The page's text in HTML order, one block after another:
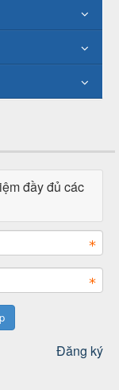
đầy đủ các
Đăng ký